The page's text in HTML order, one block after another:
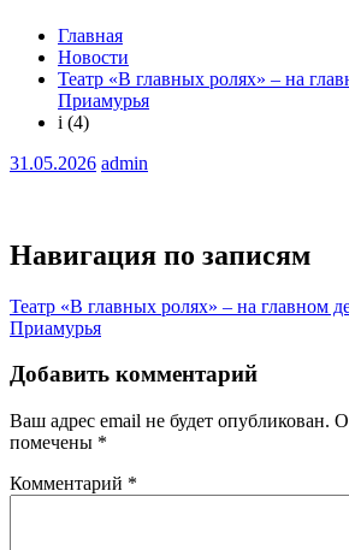
Главная
Новости
Театр «В главных ролях» – на
Приамурья
i (4)
31.05.2026 admin
Навигация по записям
Театр «В главных ролях» – на главном
Приамурья
Добавить комментарий
Ваш адрес email не будет опубликован.
помечены *
Комментарий *